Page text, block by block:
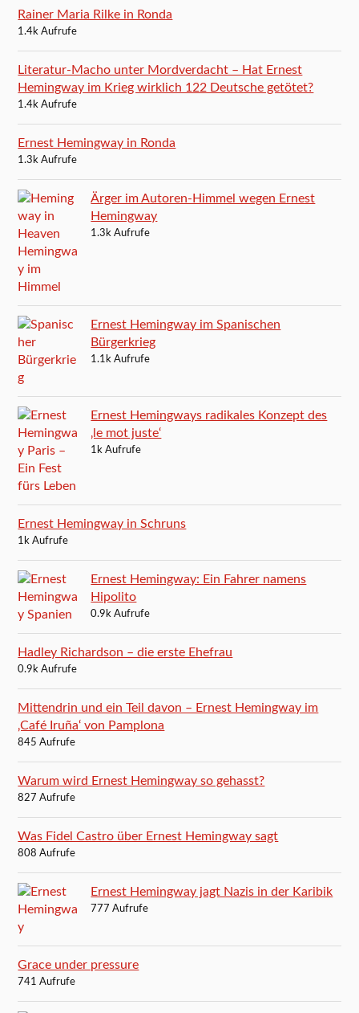
Rainer Maria Rilke in Ronda
1.4k Aufrufe
Literatur-Macho unter Mordverdacht – Hat Ernest
Hemingway im Krieg wirklich 122 Deutsche getötet?
1.4k Aufrufe
Ernest Hemingway in Ronda
1.3k Aufrufe
Ärger im Autoren-Himmel wegen Ernest
Hemingway
1.3k Aufrufe
Ernest Hemingway im Spanischen
Bürgerkrieg
1.1k Aufrufe
Ernest Hemingways radikales Konzept des
‚le mot juste‘
1k Aufrufe
Ernest Hemingway in Schruns
1k Aufrufe
Ernest Hemingway: Ein Fahrer namens
Hipolito
0.9k Aufrufe
Hadley Richardson – die erste Ehefrau
0.9k Aufrufe
Mittendrin und ein Teil davon – Ernest Hemingway im
‚Café Iruña‘ von Pamplona
845 Aufrufe
Warum wird Ernest Hemingway so gehasst?
827 Aufrufe
Was Fidel Castro über Ernest Hemingway sagt
808 Aufrufe
Ernest Hemingway jagt Nazis in der Karibik
777 Aufrufe
Grace under pressure
741 Aufrufe